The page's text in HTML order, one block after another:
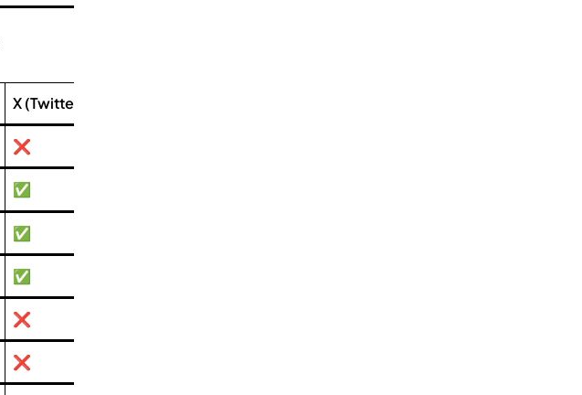
X (Twitter)
❌
✅
✅
✅
❌
❌